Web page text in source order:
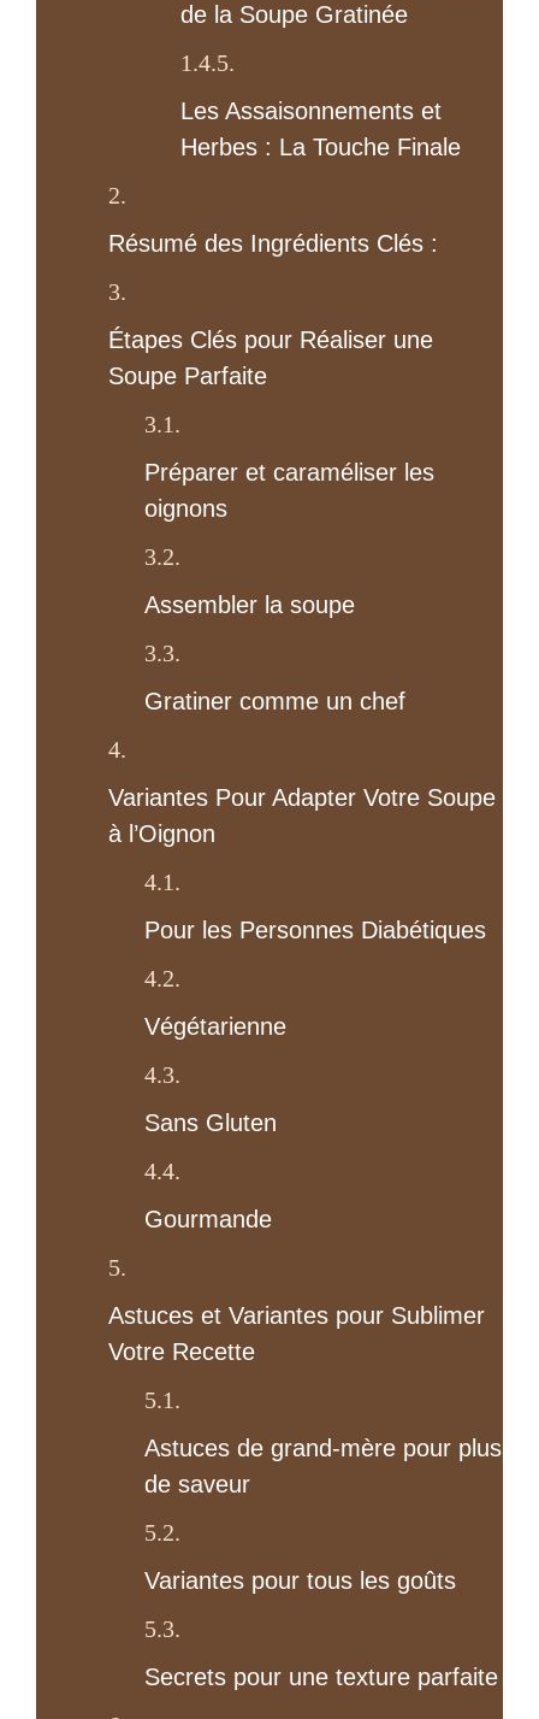
de la Soupe Gratinée
Les Assaisonnements et
Herbes : La Touche Finale
Résumé des Ingrédients Clés :
Étapes Clés pour Réaliser une
Soupe Parfaite
Préparer et caraméliser les
oignons
Assembler la soupe
Gratiner comme un chef
Variantes Pour Adapter Votre Soupe
à l’Oignon
Pour les Personnes Diabétiques
Végétarienne
Sans Gluten
Gourmande
Astuces et Variantes pour Sublimer
Votre Recette
Astuces de grand-mère pour plus
de saveur
Variantes pour tous les goûts
Secrets pour une texture parfaite